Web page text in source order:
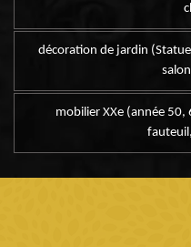
décoration de jardin
mobilier XXe (année